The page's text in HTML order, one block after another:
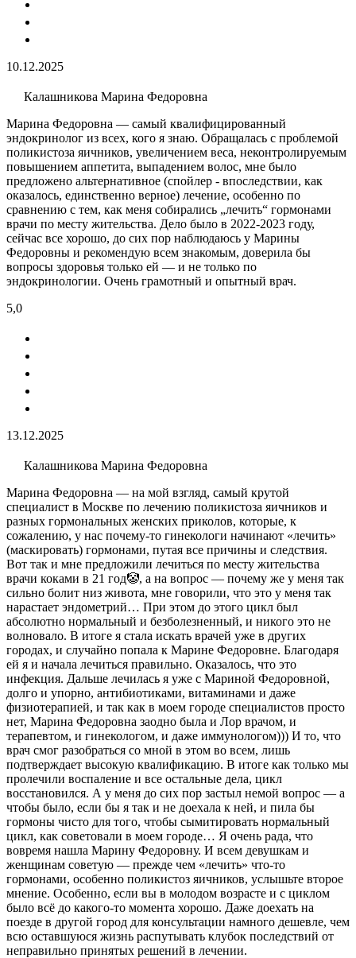
10.12.2025
Калашникова Марина Федоровна
Марина Федоровна — самый квалифицированный
эндокринолог из всех, кого я знаю. Обращалась с проблемой
поликистоза яичников, увеличением веса, неконтролируемым
повышением аппетита, выпадением волос, мне было
предложено альтернативное (спойлер - впоследствии, как
оказалось, единственно верное) лечение, особенно по
сравнению с тем, как меня собирались „лечить“ гормонами
врачи по месту жительства. Дело было в 2022-2023 году,
сейчас все хорошо, до сих пор наблюдаюсь у Марины
Федоровны и рекомендую всем знакомым, доверила бы
вопросы здоровья только ей — и не только по
эндокринологии. Очень грамотный и опытный врач.
5,0
13.12.2025
Калашникова Марина Федоровна
Марина Федоровна — на мой взгляд, самый крутой
специалист в Москве по лечению поликистоза яичников и
разных гормональных женских приколов, которые, к
сожалению, у нас почему-то гинекологи начинают «лечить»
(маскировать) гормонами, путая все причины и следствия.
Вот так и мне предложили лечиться по месту жительства
врачи коками в 21 год🤡, а на вопрос — почему же у меня так
сильно болит низ живота, мне говорили, что это у меня так
нарастает эндометрий… При этом до этого цикл был
абсолютно нормальный и безболезненный, и никого это не
волновало. В итоге я стала искать врачей уже в других
городах, и случайно попала к Марине Федоровне. Благодаря
ей я и начала лечиться правильно. Оказалось, что это
инфекция. Дальше лечилась я уже с Мариной Федоровной,
долго и упорно, антибиотиками, витаминами и даже
физиотерапией, и так как в моем городе специалистов просто
нет, Марина Федоровна заодно была и Лор врачом, и
терапевтом, и гинекологом, и даже иммунологом))) И то, что
врач смог разобраться со мной в этом во всем, лишь
подтверждает высокую квалификацию. В итоге как только мы
пролечили воспаление и все остальные дела, цикл
восстановился. А у меня до сих пор застыл немой вопрос — а
чтобы было, если бы я так и не доехала к ней, и пила бы
гормоны чисто для того, чтобы сымитировать нормальный
цикл, как советовали в моем городе… Я очень рада, что
вовремя нашла Марину Федоровну. И всем девушкам и
женщинам советую — прежде чем «лечить» что-то
гормонами, особенно поликистоз яичников, услышьте второе
мнение. Особенно, если вы в молодом возрасте и с циклом
было всё до какого-то момента хорошо. Даже доехать на
поезде в другой город для консультации намного дешевле, чем
всю оставшуюся жизнь распутывать клубок последствий от
неправильно принятых решений в лечении.